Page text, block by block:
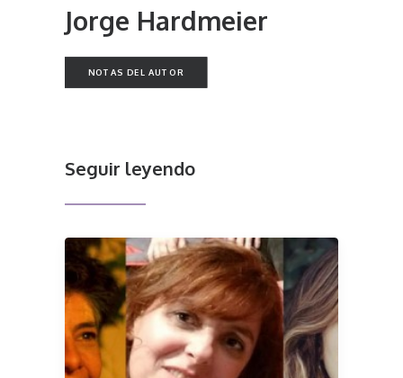
Jorge Hardmeier
NOTAS DEL AUTOR
Seguir leyendo